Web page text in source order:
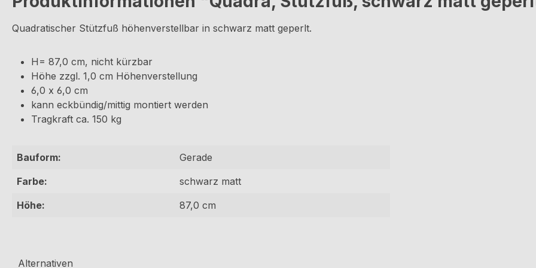
Quadratischer Stützfuß höhenverstellbar in schwarz matt geperlt.
H= 87,0 cm, nicht kürzbar
Höhe zzgl. 1,0 cm Höhenverstellung
6,0 x 6,0 cm
kann eckbündig/mittig montiert werden
Tragkraft ca. 150 kg
Bauform:
Gerade
Farbe:
schwarz matt
Höhe:
87,0 cm
Alternativen